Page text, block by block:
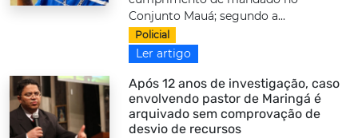
Conjunto Mauá; segundo a...
Policial
Ler artigo
Após 12 anos de investigação, caso
envolvendo pastor de Maringá é
arquivado sem comprovação de
desvio de recursos